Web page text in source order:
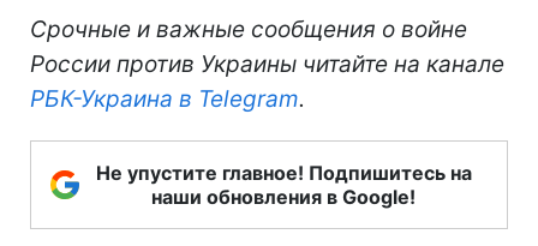
Срочные и важные сообщения о войне
России против Украины читайте на канале
РБК-Украина в Telegram.
Не упустите главное! Подпишитесь на
наши обновления в Google!